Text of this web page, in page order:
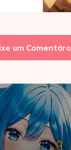
um Comentáro